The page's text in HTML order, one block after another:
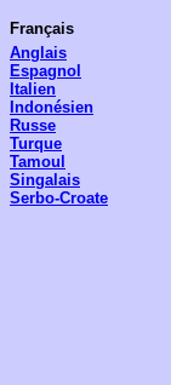
Français
Anglais
Espagnol
Italien
Indonésien
Russe
Turque
Tamoul
Singalais
Serbo-Croate